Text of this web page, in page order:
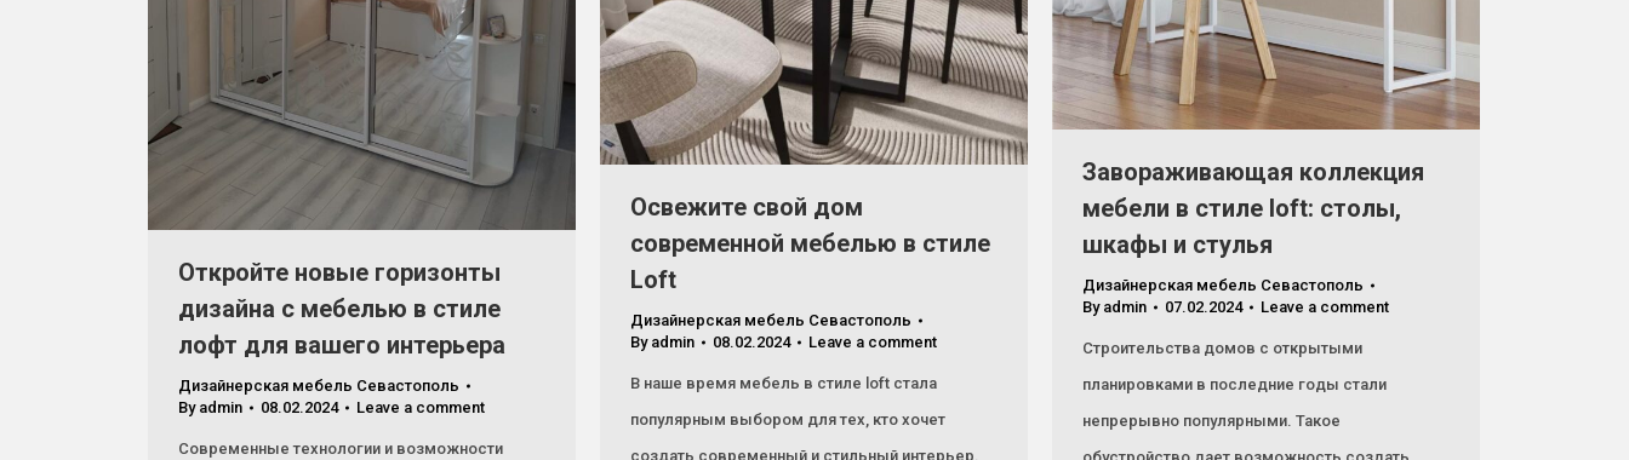
Откройте новые горизонты
дизайна с мебелью в стиле
лофт для вашего интерьера
Дизайнерская мебель Севастополь
By admin 08.02.2024 Leave a comment
Современные технологии и возможности
Освежите свой дом
современной мебелью в стиле
Loft
Дизайнерская мебель Севастополь
By admin 08.02.2024 Leave a comment
В наше время мебель в стиле loft стала
популярным выбором для тех, кто хочет
создать современный и стильный интерьер.
Завораживающая коллекция
мебели в стиле loft: столы,
шкафы и стулья
Дизайнерская мебель Севастополь
By admin 07.02.2024 Leave a comment
Строительства домов с открытыми
планировками в последние годы стали
непрерывно популярными. Такое